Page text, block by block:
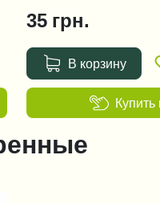
35 грн.
В корзину
Купить